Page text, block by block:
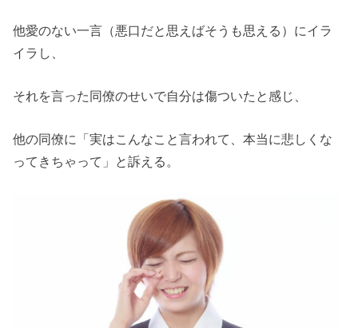
他愛のない一言（悪口だと思えばそうも思える）にイラ
イラし、
それを言った同僚のせいで自分は傷ついたと感じ、
他の同僚に「実はこんなこと言われて、本当に悲しくな
ってきちゃって」と訴える。